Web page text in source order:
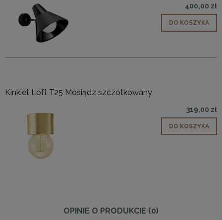
400,00 zł
DO KOSZYKA
Kinkiet Loft T25 Mosiądz szczotkowany
319,00 zł
DO KOSZYKA
OPINIE O PRODUKCIE (0)